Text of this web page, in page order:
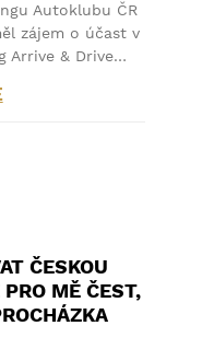
Autoklubu ČR
zájem o účast v
Arrive & Drive…
ČESKOU
MĚ ČEST,